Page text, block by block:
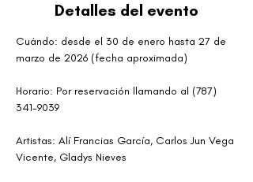
Detalles del evento
Cuándo: desde el 30 de enero hasta 27 de
marzo de 2026 (fecha aproximada)
Horario: Por reservación llamando al (787)
341-9039
Artistas: Alí Francias García, Carlos Jun Vega
Vicente, Gladys Nieves